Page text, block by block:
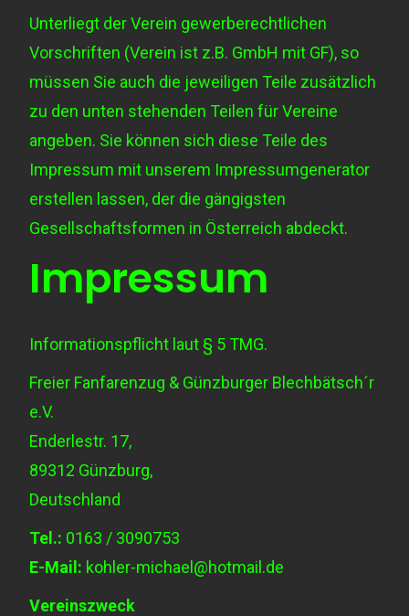
Unterliegt der Verein gewerberechtlichen
Vorschriften (Verein ist z.B. GmbH mit GF), so
müssen Sie auch die jeweiligen Teile zusätzlich
zu den unten stehenden Teilen für Vereine
angeben. Sie können sich diese Teile des
Impressum mit unserem Impressumgenerator
erstellen lassen, der die gängigsten
Gesellschaftsformen in Österreich abdeckt.
Impressum
Informationspflicht laut § 5 TMG.
Freier Fanfarenzug & Günzburger Blechbätsch´r
e.V.
Enderlestr. 17,
89312 Günzburg,
Deutschland
Tel.: 0163 / 3090753
E-Mail: kohler-michael@hotmail.de
Vereinszweck